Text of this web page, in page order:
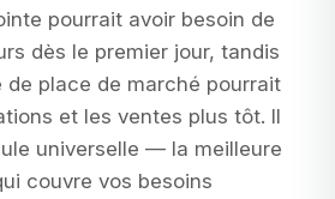
pourrait avoir besoin de
dès le premier jour, tandis
de place de marché pourrait
et les ventes plus tôt. Il
universelle — la meilleure
couvre vos besoins